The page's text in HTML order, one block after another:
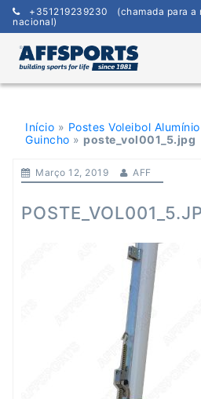
Skip
content
+351219239230 (chamada para a
nacional)
Início » Postes Voleibol
Guincho » poste_vol001_5.jpg
Março 12, 2019 AFF